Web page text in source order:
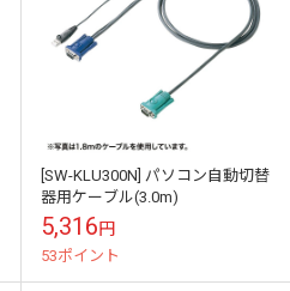
[SW-KLU300N] パソコン自動切替
器用ケーブル(3.0m)
5,316円
53ポイント